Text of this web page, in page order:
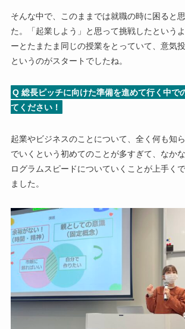
そんな中で、このままでは就職の時に困ると
た。「起業しよう」と思って挑戦したという
ーとたまたま同じの授業をとっていて、意気
というのがスタートでしたね。
Q 総長ピッチに向けた準備を進めて行く中で
てください！
起業やビジネスのことについて、全く何も知
でいくという初めてのことが多すぎて、なか
ログラムスピードについていくことが上手く
ました。